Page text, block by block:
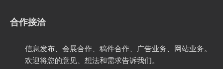
合作接洽
信息发布、会展合作、稿件合作、广告业务、网站业务。
欢迎将您的意见、想法和需求告诉我们。